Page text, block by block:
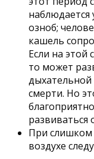
наблюдается
озноб;
кашель
Если на этой
то может
смерти. Но
развиваться
При
воздухе